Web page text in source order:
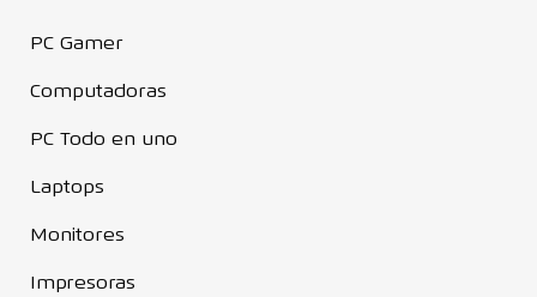
PC Gamer
Computadoras
PC Todo en uno
Laptops
Monitores
Impresoras